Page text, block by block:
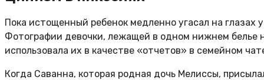
Пока истощенный ребенок медленно угасал на глазах
Фотографии девочки, лежащей в одном нижнем белье
использовала их в качестве «отчетов» в семейном
Когда Саванна, которая родная дочь Мелиссы,